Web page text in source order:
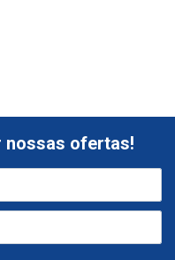
nossas ofertas!